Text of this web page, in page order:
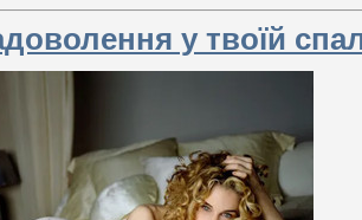
у твоїй